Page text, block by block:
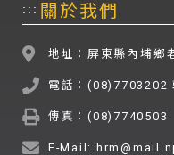
::: 關於我們
地址：屏東縣內埔鄉
電話：(08)7703202
傳真：(08)7740503
E-Mail: